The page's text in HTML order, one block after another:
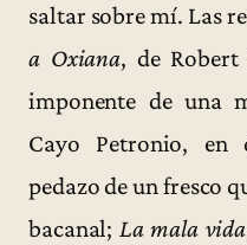
saltar sobre mí. Las
a Oxiana, de
imponente de una
Cayo Petronio, en
pedazo de un fresco
bacanal; La mala vida